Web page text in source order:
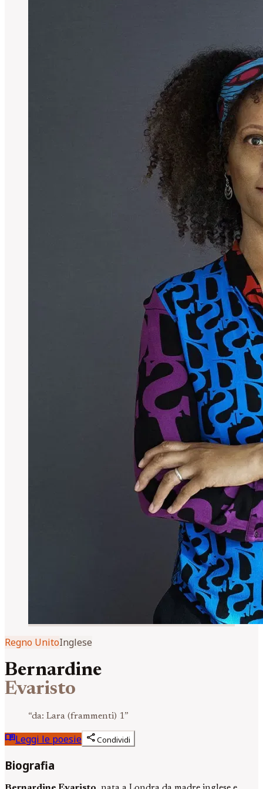
Regno UnitoInglese
Bernardine
Evaristo
“da: Lara (frammenti) 1”
menu_bookLeggi le poesie shareCondividi
Biografia